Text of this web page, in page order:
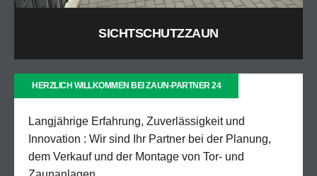
SICHTSCHUTZZAUN
HERZLICH WILLKOMMEN BEI ZAUN-PARTNER 24
Langjährige Erfahrung, Zuverlässigkeit und
Innovation : Wir sind Ihr Partner bei der Planung,
dem Verkauf und der Montage von Tor- und